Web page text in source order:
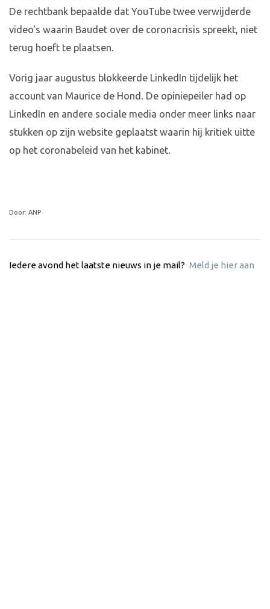
De rechtbank bepaalde dat YouTube twee verwijderde
video's waarin Baudet over de coronacrisis spreekt, niet
terug hoeft te plaatsen.
Vorig jaar augustus blokkeerde LinkedIn tijdelijk het
account van Maurice de Hond. De opiniepeiler had op
LinkedIn en andere sociale media onder meer links naar
stukken op zijn website geplaatst waarin hij kritiek uitte
op het coronabeleid van het kabinet.
Door: ANP
Iedere avond het laatste nieuws in je mail? Meld je hier aan